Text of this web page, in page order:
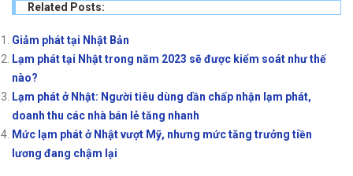
Related Posts:
Giảm phát tại Nhật Bản
Lạm phát tại Nhật trong năm 2023 sẽ được kiểm soát như thế
nào?
Lạm phát ở Nhật: Người tiêu dùng dần chấp nhận lạm phát,
doanh thu các nhà bán lẻ tăng nhanh
Mức lạm phát ở Nhật vượt Mỹ, nhưng mức tăng trưởng tiền
lương đang chậm lại